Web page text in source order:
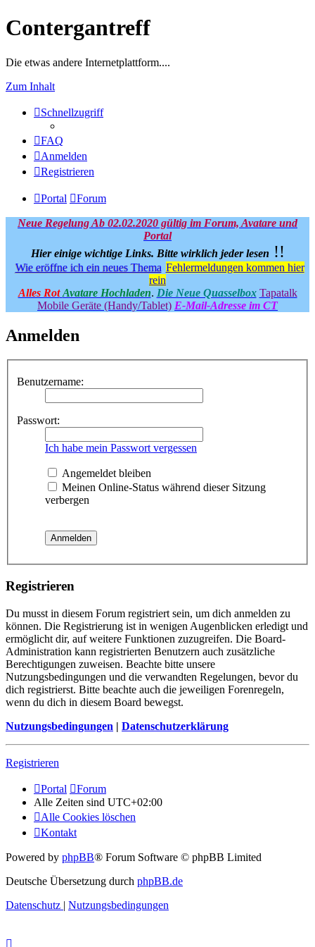
Contergantreff
Die etwas andere Internetplattform....
Zum Inhalt
Schnellzugriff
FAQ
Anmelden
Registrieren
Portal Forum
Neue Regelung Ab 02.02.2020 gültig im Forum, Avatare und
Portal
Hier einige wichtige Links. Bitte wirklich jeder lesen !!
Wie eröffne ich ein neues Thema Fehlermeldungen kommen hier
rein
Alles Rot Avatare Hochladen. Die Neue Quasselbox Tapatalk
Mobile Geräte (Handy/Tablet) E-Mail-Adresse im CT
Anmelden
Benutzername:
Passwort:
Ich habe mein Passwort vergessen
Angemeldet bleiben
Meinen Online-Status während dieser Sitzung
verbergen
Registrieren
Du musst in diesem Forum registriert sein, um dich anmelden zu
können. Die Registrierung ist in wenigen Augenblicken erledigt und
ermöglicht dir, auf weitere Funktionen zuzugreifen. Die Board-
Administration kann registrierten Benutzern auch zusätzliche
Berechtigungen zuweisen. Beachte bitte unsere
Nutzungsbedingungen und die verwandten Regelungen, bevor du
dich registrierst. Bitte beachte auch die jeweiligen Forenregeln,
wenn du dich in diesem Board bewegst.
Nutzungsbedingungen | Datenschutzerklärung
Registrieren
Portal
Forum
Alle Zeiten sind UTC+02:00
Alle Cookies löschen
Kontakt
Powered by phpBB® Forum Software © phpBB Limited
Deutsche Übersetzung durch phpBB.de
Datenschutz | Nutzungsbedingungen